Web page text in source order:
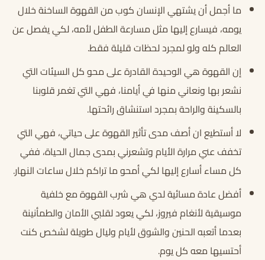
ما أجمل أن يشتهي الإنسان كوب من القهوة الساخنة خلال
يومه، فيسارع إليها مثل مسارعة الطفل لأمه، لكي يفصل عن
العالم كله ولو لمجرد لحظات قليلة فقط.
إن القهوة هي الوحيدة القادرة على محو كل السيئات التي
نشعر بها ونعاني منها في أيامنا، فهي التي تغمر قلوبنا
بالسكينة والراحة بمجرد استنشاق رائحتها.
لا أستطيع ان أصف مدى تأثير القهوة على حياتي، فهي التي
تخفف عني مرارة الأيام وتشعرني بمدى جمال الحياة، ففي
كل مساء أسارع إليها لكي أمحو ما تراكم خلال ساعات النهار.
أفضل عادة مسائية لدي هي شرب القهوة مع خلفية
موسيقية لأنغام فيروز، لكي يعود لقلبي الأمان والطمأنينة
بعدما أتعبه الحنين والشوق لأيام وليال طويلة لشخص كنت
أحتسيها معه كل يوم.